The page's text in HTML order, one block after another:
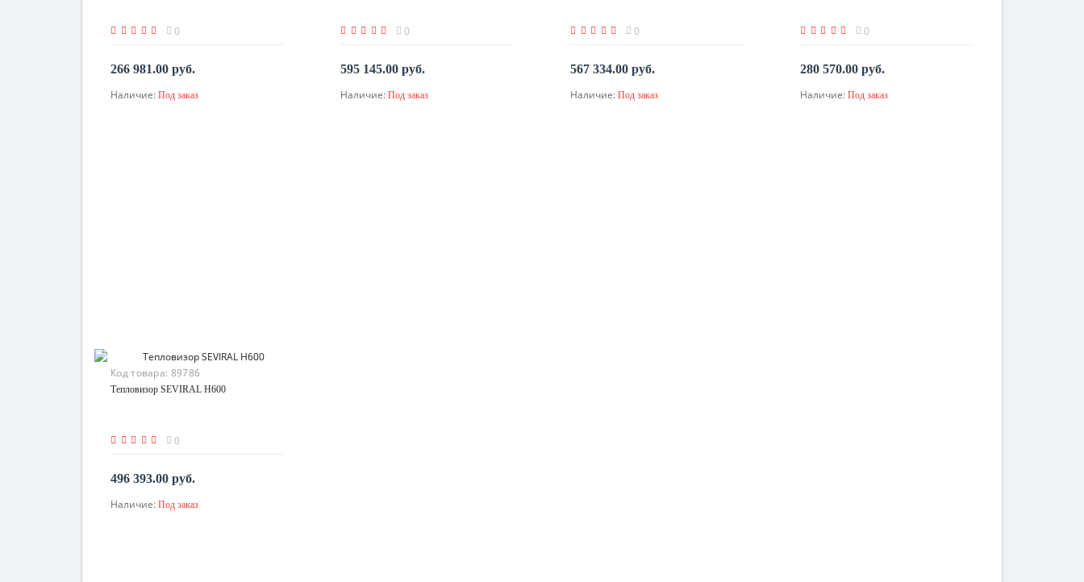
0
266 981.00 руб.
По запросу
Наличие: Под заказ
0
595 145.00 руб.
По запросу
Наличие: Под заказ
0
567 334.00 руб.
По запросу
Наличие: Под заказ
0
280 570.00 руб.
По запросу
Наличие: Под заказ
Код товара: 89786
Тепловизор SEVIRAL H600
0
496 393.00 руб.
По запросу
Наличие: Под заказ